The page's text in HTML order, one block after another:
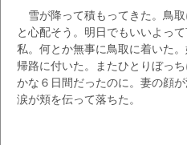
雪が降って積もってきた。鳥
と心配そう。明日でもいいよっ
私。何とか無事に鳥取に着いた
帰路に付いた。またひとりぼっ
かな６日間だったのに。妻の顔
涙が頬を伝って落ちた。